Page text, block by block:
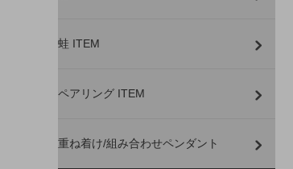
蛙 ITEM
ペアリング ITEM
重ね着け/組み合わせペンダント